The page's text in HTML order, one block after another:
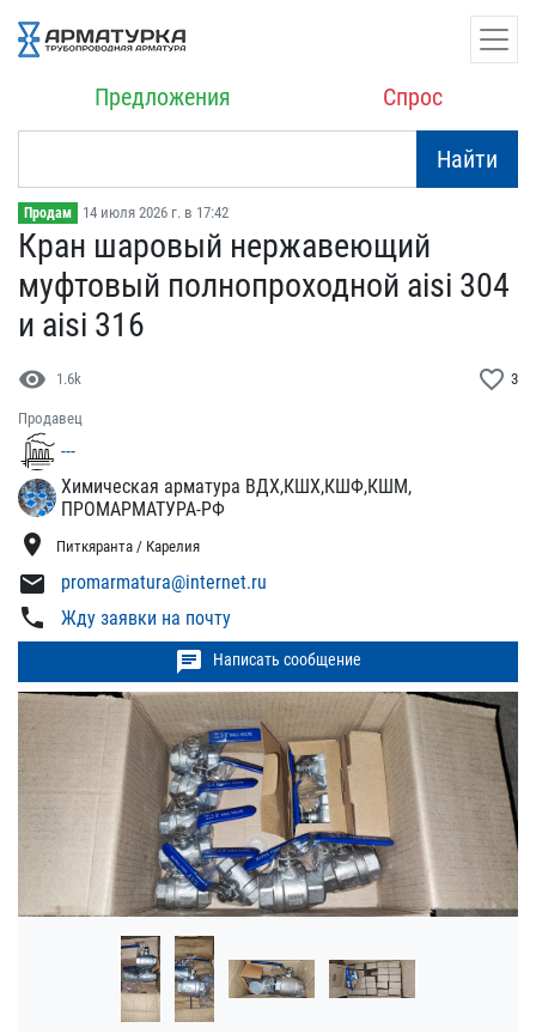
Предложения Спрос
Найти
Продам 14 июля 2026 г. в 17:42
Кран шаровый нержавеющий​
муфтовый полнопроходной​ aisi 304
и aisi 316
visibility 1.6k favorite_border 3
Продавец
---
Химическая арматура ВДХ,КШХ,КШФ,КШМ,
ПРОМАРМАТУРА-РФ
location_on Питкяранта / Карелия
mail promarmatura@internet.ru
phone Жду заявки на почту
chat Написать сообщение